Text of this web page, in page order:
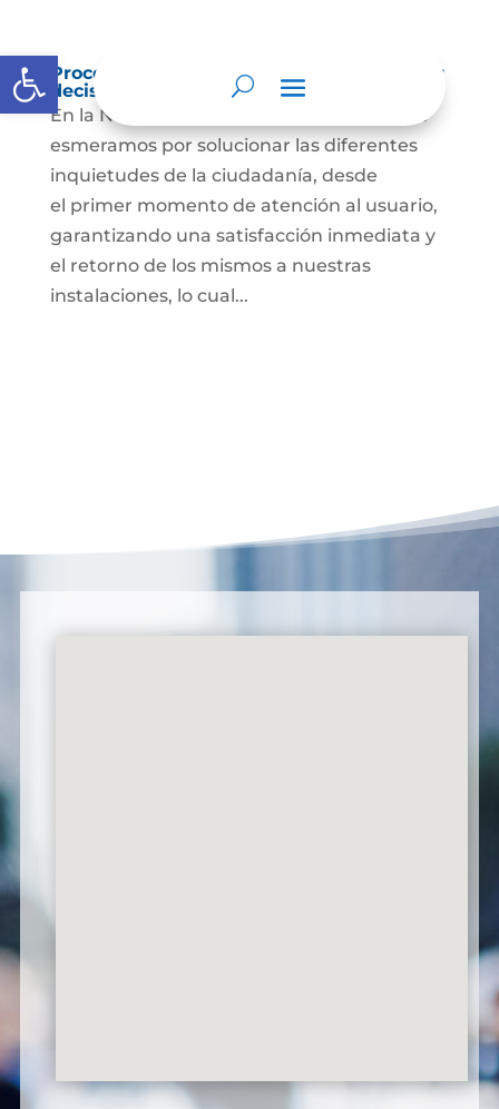
Abrir barra de herramientas
Procedimientos que se siguen para tomar
decisiones en las diferentes áreas
En la Notaría Única de Toca – Boyacá , nos
esmeramos por solucionar las diferentes
inquietudes de la ciudadanía, desde
el primer momento de atención al usuario,
garantizando una satisfacción inmediata y
el retorno de los mismos a nuestras
instalaciones, lo cual...